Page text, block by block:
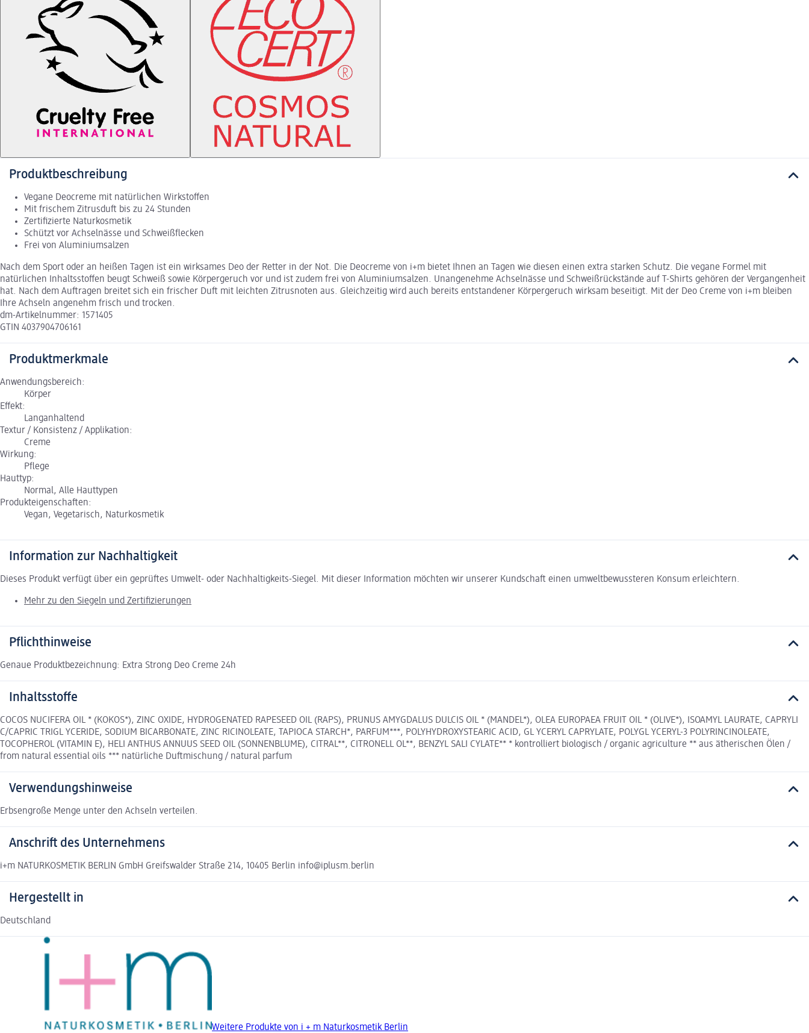
Produktbeschreibung
Vegane Deocreme mit natürlichen Wirkstoffen
Mit frischem Zitrusduft bis zu 24 Stunden
Zertifizierte Naturkosmetik
Schützt vor Achselnässe und Schweißflecken
Frei von Aluminiumsalzen
Nach dem Sport oder an heißen Tagen ist ein wirksames Deo der Retter in der Not. Die Deocreme von i+m bietet Ihnen an Tagen wie diesen einen extra starken Schutz. Die vegane Formel mit
natürlichen Inhaltsstoffen beugt Schweiß sowie Körpergeruch vor und ist zudem frei von Aluminiumsalzen. Unangenehme Achselnässe und Schweißrückstände auf T-Shirts gehören der Vergangenheit
hat. Nach dem Auftragen breitet sich ein frischer Duft mit leichten Zitrusnoten aus. Gleichzeitig wird auch bereits entstandener Körpergeruch wirksam beseitigt. Mit der Deo Creme von i+m bleiben
Ihre Achseln angenehm frisch und trocken.
dm-Artikelnummer: 1571405
GTIN 4037904706161
Produktmerkmale
Anwendungsbereich:
Körper
Effekt:
Langanhaltend
Textur / Konsistenz / Applikation:
Creme
Wirkung:
Pflege
Hauttyp:
Normal, Alle Hauttypen
Produkteigenschaften:
Vegan, Vegetarisch, Naturkosmetik
Information zur Nachhaltigkeit
Dieses Produkt verfügt über ein geprüftes Umwelt- oder Nachhaltigkeits-Siegel. Mit dieser Information möchten wir unserer Kundschaft einen umweltbewussteren Konsum erleichtern.
Mehr zu den Siegeln und Zertifizierungen
Pflichthinweise
Genaue Produktbezeichnung: Extra Strong Deo Creme 24h
Inhaltsstoffe
COCOS NUCIFERA OIL * (KOKOS*), ZINC OXIDE, HYDROGENATED RAPESEED OIL (RAPS), PRUNUS AMYGDALUS DULCIS OIL * (MANDEL*), OLEA EUROPAEA FRUIT OIL * (OLIVE*), ISOAMYL LAURATE, CAPRYLI
C/CAPRIC TRIGL YCERIDE, SODIUM BICARBONATE, ZINC RICINOLEATE, TAPIOCA STARCH*, PARFUM***, POLYHYDROXYSTEARIC ACID, GL YCERYL CAPRYLATE, POLYGL YCERYL-3 POLYRINCINOLEATE,
TOCOPHEROL (VITAMIN E), HELI ANTHUS ANNUUS SEED OIL (SONNENBLUME), CITRAL**, CITRONELL OL**, BENZYL SALI CYLATE** * kontrolliert biologisch / organic agriculture ** aus ätherischen Ölen /
from natural essential oils *** natürliche Duftmischung / natural parfum
Verwendungshinweise
Erbsengroße Menge unter den Achseln verteilen.
Anschrift des Unternehmens
i+m NATURKOSMETIK BERLIN GmbH Greifswalder Straße 214, 10405 Berlin info@iplusm.berlin
Hergestellt in
Deutschland
Weitere Produkte von i + m Naturkosmetik Berlin